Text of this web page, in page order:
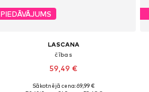
PIEDĀVĀJUMS
LASCANA
čības
59,49 €
Pieejams daudzos izmēros
Sākotnējā cena: 69,99 €